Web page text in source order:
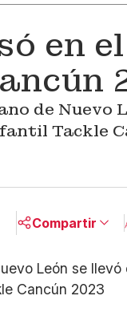
en
de Nuevo
Tackle
Compartir
Linkedin
Facebook